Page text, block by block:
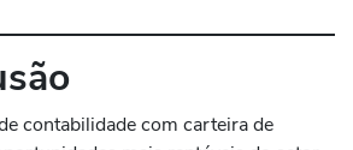
contabilidade com carteira de